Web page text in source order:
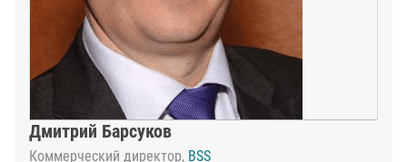
Дмитрий Барсуков
Коммерческий директор, BSS